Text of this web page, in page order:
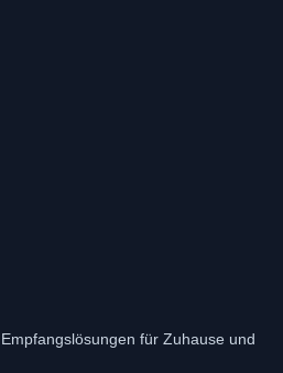
für Zuhause und